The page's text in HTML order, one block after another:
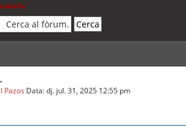
cubells
Pazos Data: dj. jul. 31, 2025 12:55 pm